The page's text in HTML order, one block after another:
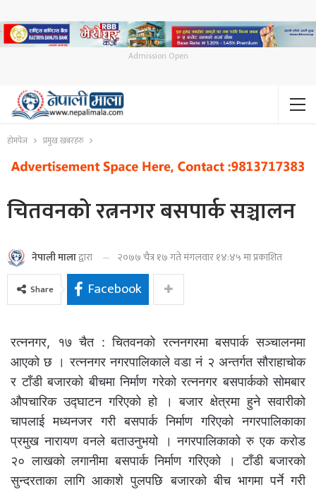
Admission Open
होमपेज प्रमुख खबरहरु
चितवनको रत्ननगर बसपार्क सञ्चालन
नेपाली मालाद्वारा २०७७ चैत्र १७ गते मंगलवार १४:४५ मा प्रकाशित
Share Facebook
रत्ननगर, १७ चैत : चितवनको रत्ननगरमा बसपार्क सञ्चालनमा
आएको छ । रत्ननगर नगरपालिकाले वडा नं २ अन्तर्गत सौराहाचोक
र टाँडी बजारको बीचमा निर्माण गरेको रत्ननगर बसपार्कको सोमबार
औपचारिक उद्घाटन गरिएको हो । बजार क्षेत्रमा हुने सवारीको
चापलाई मध्यनजर गरी बसपार्क निर्माण गरिएको नगरपालिकाका
प्रमुख नारायण वनले बताउनुभयो । नगरपालिकाको रु एक करोड
२० लाखको लगानीमा बसपार्क निर्माण गरिएको । टाँडी बजारको
सुन्दरताका लागि आकाशे पुलपछि बजारको बीच भागमा पर्ने गरी